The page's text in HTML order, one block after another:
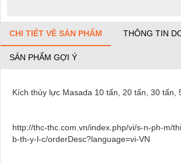
CHI TIẾT VỀ SẢN PHẨM THÔNG TIN
SẢN PHẨM GỢI Ý
Kích thủy lực Masada 10 tấn, 20 tấn, 30 tấn,
http://thc-thc.com.vn/index.php/vi/s-n-ph-m/
b-th-y-l-c/orderDesc?language=vi-VN